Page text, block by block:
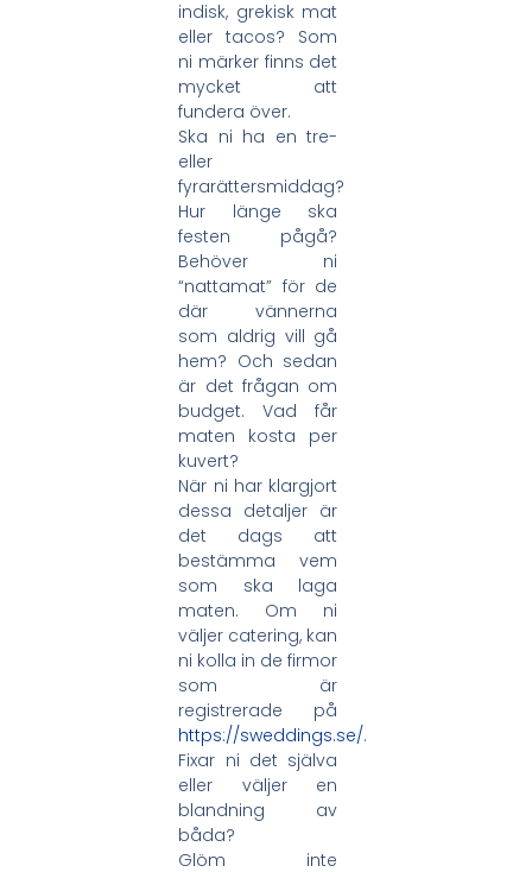
indisk, grekisk mat
eller tacos? Som
ni märker finns det
mycket att
fundera över.
Ska ni ha en tre-
eller
fyrarättersmiddag?
Hur länge ska
festen pågå?
Behöver ni
“nattamat” för de
där vännerna
som aldrig vill gå
hem? Och sedan
är det frågan om
budget. Vad får
maten kosta per
kuvert?
När ni har klargjort
dessa detaljer är
det dags att
bestämma vem
som ska laga
maten. Om ni
väljer catering, kan
ni kolla in de firmor
som är
registrerade på
https://sweddings.se/.
Fixar ni det själva
eller väljer en
blandning av
båda?
Glöm inte